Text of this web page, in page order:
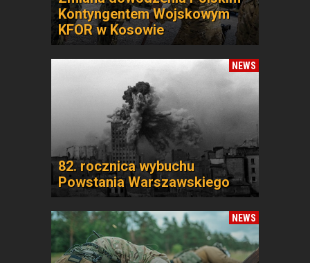
Kontyngentem Wojskowym
KFOR w Kosowie
NEWS
82. rocznica wybuchu
Powstania Warszawskiego
NEWS